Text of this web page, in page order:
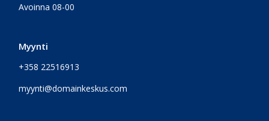
Avoinna 08-00
Myynti
+358 22516913
myynti@domainkeskus.com